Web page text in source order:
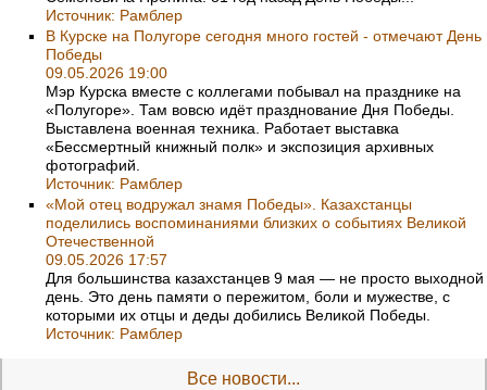
Источник: Рамблер
В Курске на Полугоре сегодня много гостей - отмечают День
Победы
09.05.2026 19:00
Мэр Курска вместе с коллегами побывал на празднике на
«Полугоре». Там вовсю идёт празднование Дня Победы.
Выставлена военная техника. Работает выставка
«Бессмертный книжный полк» и экспозиция архивных
фотографий.
Источник: Рамблер
«Мой отец водружал знамя Победы». Казахстанцы
поделились воспоминаниями близких о событиях Великой
Отечественной
09.05.2026 17:57
Для большинства казахстанцев 9 мая — не просто выходной
день. Это день памяти о пережитом, боли и мужестве, с
которыми их отцы и деды добились Великой Победы.
Источник: Рамблер
Все новости...